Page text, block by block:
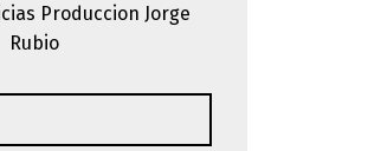
Produccion Jorge
Rubio